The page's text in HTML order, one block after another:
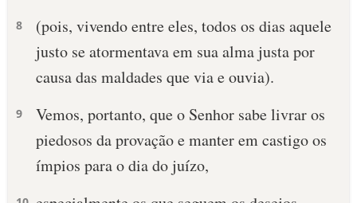
8
(pois, vivendo entre eles, todos os dias aquele
justo se atormentava em sua alma justa por
causa das maldades que via e ouvia).
9
Vemos, portanto, que o Senhor sabe livrar os
piedosos da provação e manter em castigo os
ímpios para o dia do juízo,